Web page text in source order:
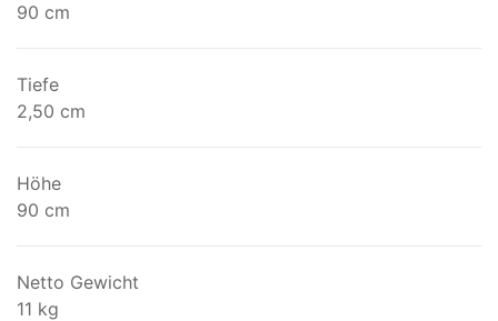
90 cm
Höhe
90 cm
Tiefe
2,50 cm
Netto Gewicht
11 kg